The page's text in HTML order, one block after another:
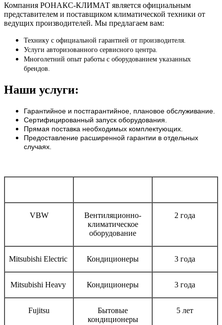
Компания РОНАКС-КЛИМАТ является официальным
представителем и поставщиком климатической техники от
ведущих производителей. Мы предлагаем вам:
Технику с официальной гарантией от производителя.
Услуги авторизованного сервисного центра.
Многолетний опыт работы с оборудованием указанных
брендов.
Наши услуги:
Гарантийное и постгарантийное, плановое обслуживание.
Сертифицированный запуск оборудования.
Прямая поставка необходимых комплектующих.
Предоставление расширенной гарантии в отдельных
случаях.
VBW
Вентиляционно-
климатическое
оборудование
2 года
Mitsubishi Electric Кондиционеры 3 года
Mitsubishi Heavy Кондиционеры 3 года
Fujitsu
Бытовые
кондиционеры
5 лет